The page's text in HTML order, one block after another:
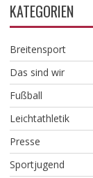
KATEGORIEN
Breitensport
Das sind wir
Fußball
Leichtathletik
Presse
Sportjugend